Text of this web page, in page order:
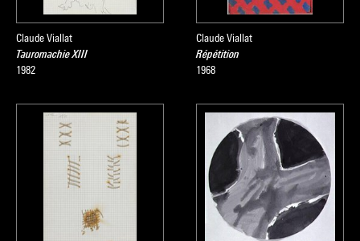
Claude Viallat
Tauromachie XIII
1982
Claude Viallat
Répétition
1968